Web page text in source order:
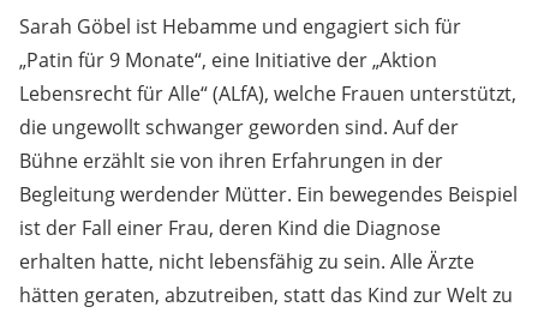
Sarah Göbel ist Hebamme und engagiert sich für
„Patin für 9 Monate“, eine Initiative der „Aktion
Lebensrecht für Alle“ (ALfA), welche Frauen unterstützt,
die ungewollt schwanger geworden sind. Auf der
Bühne erzählt sie von ihren Erfahrungen in der
Begleitung werdender Mütter. Ein bewegendes Beispiel
ist der Fall einer Frau, deren Kind die Diagnose
erhalten hatte, nicht lebensfähig zu sein. Alle Ärzte
hätten geraten, abzutreiben, statt das Kind zur Welt zu